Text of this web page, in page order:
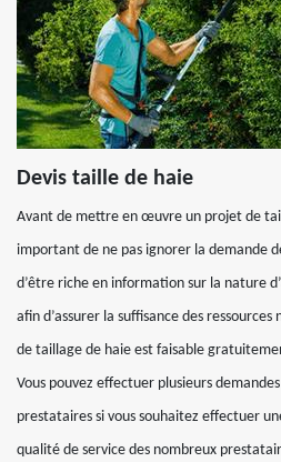
Devis taille de haie
Avant de mettre en œuvre un projet de
important de ne pas ignorer la demande
d’être riche en information sur la nature
afin d’assurer la suffisance des ressources
de taillage de haie est faisable
Vous pouvez effectuer plusieurs
prestataires si vous souhaitez effectuer
qualité de service des nombreux